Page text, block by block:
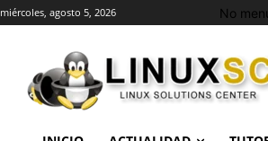
miércoles, agosto 5, 2026 No